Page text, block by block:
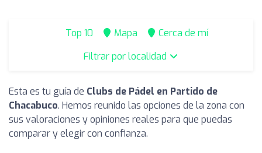
Top 10 Mapa
Cerca de mí
Filtrar por localidad
Esta es tu guía de Clubs de Pádel en Partido de
Chacabuco. Hemos reunido las opciones de la zona con
sus valoraciones y opiniones reales para que puedas
comparar y elegir con confianza.